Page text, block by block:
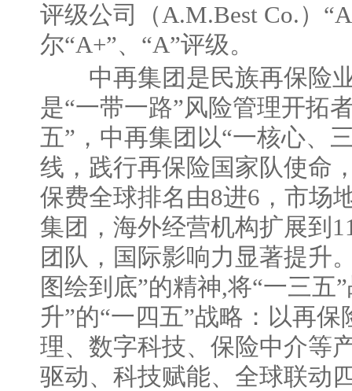
评级公司（A.M.Best Co.）
尔“A+”、“A”评级。
中再集团是民族再保险业
是“一带一路”风险管理开拓
五”，中再集团以“一核心、
线，践行再保险国家队使命
保费全球排名由8进6，市场
集团，海外经营机构扩展到
团队，国际影响力显著提升
图绘到底”的精神,将“一三五
升”的“一四五”战略：以再
理、数字科技、保险中介等
驱动、科技赋能、全球联动